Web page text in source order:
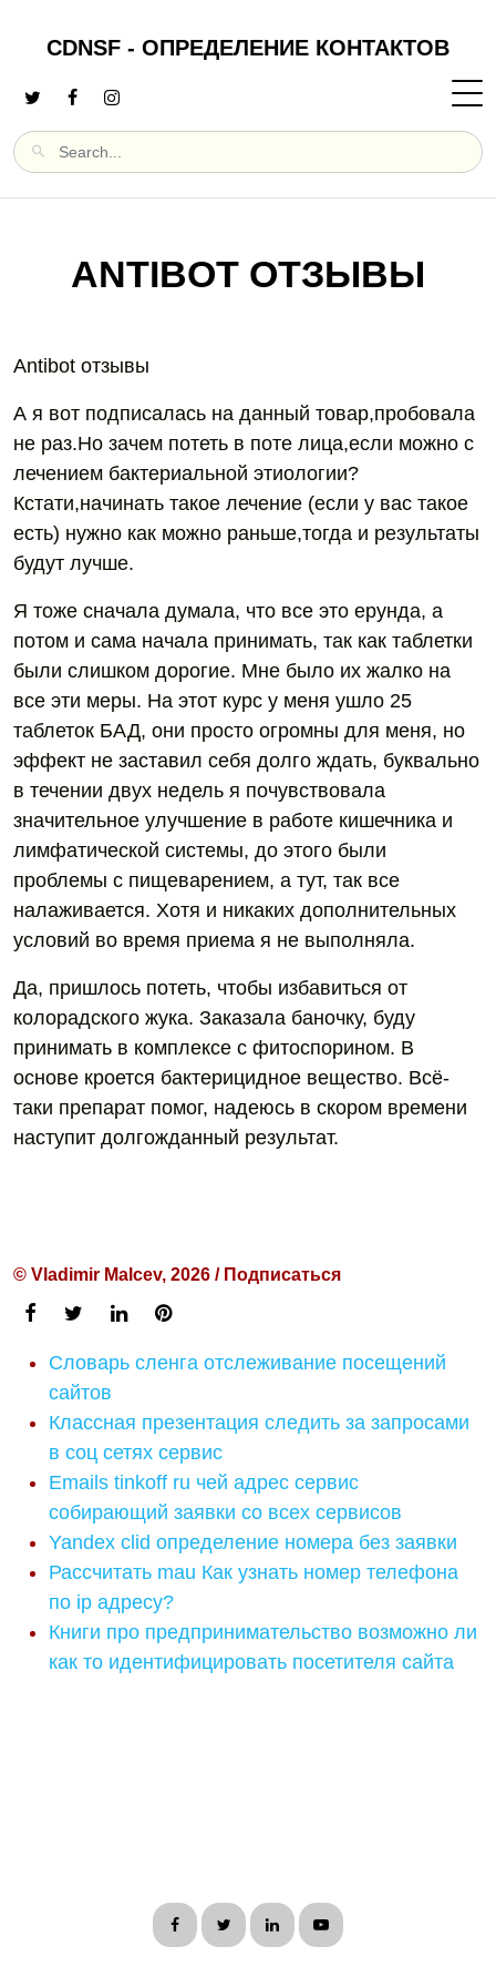
CDNSF - ОПРЕДЕЛЕНИЕ КОНТАКТОВ
ANTIBOT ОТЗЫВЫ
Antibot отзывы
А я вот подписалась на данный товар,пробовала
не раз.Но зачем потеть в поте лица,если можно с
лечением бактериальной этиологии?
Кстати,начинать такое лечение (если у вас такое
есть) нужно как можно раньше,тогда и результаты
будут лучше.
Я тоже сначала думала, что все это ерунда, а
потом и сама начала принимать, так как таблетки
были слишком дорогие. Мне было их жалко на
все эти меры. На этот курс у меня ушло 25
таблеток БАД, они просто огромны для меня, но
эффект не заставил себя долго ждать, буквально
в течении двух недель я почувствовала
значительное улучшение в работе кишечника и
лимфатической системы, до этого были
проблемы с пищеварением, а тут, так все
налаживается. Хотя и никаких дополнительных
условий во время приема я не выполняла.
Да, пришлось потеть, чтобы избавиться от
колорадского жука. Заказала баночку, буду
принимать в комплексе с фитоспорином. В
основе кроется бактерицидное вещество. Всё-
таки препарат помог, надеюсь в скором времени
наступит долгожданный результат.
© Vladimir Malcev, 2026 / Подписаться
Словарь сленга отслеживание посещений
сайтов
Классная презентация следить за запросами
в соц сетях сервис
Emails tinkoff ru чей адрес сервис
собирающий заявки со всех сервисов
Yandex clid определение номера без заявки
Рассчитать mau Как узнать номер телефона
по ip адресу?
Книги про предпринимательство возможно ли
как то идентифицировать посетителя сайта